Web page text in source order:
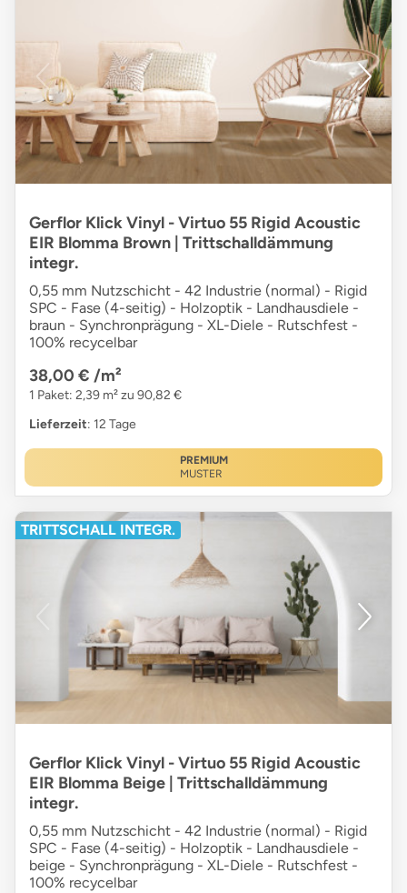
Gerflor Klick Vinyl - Virtuo 55 Rigid Acoustic
EIR Blomma Brown | Trittschalldämmung
integr.
0,55 mm Nutzschicht - 42 Industrie (normal) - Rigid
SPC - Fase (4-seitig) - Holzoptik - Landhausdiele -
braun - Synchronprägung - XL-Diele - Rutschfest -
100% recycelbar
38,00 € /m²
1 Paket: 2,39 m² zu 90,82 €
Lieferzeit: 12 Tage
PREMIUM
MUSTER
TRITTSCHALL INTEGR.
Gerflor Klick Vinyl - Virtuo 55 Rigid Acoustic
EIR Blomma Beige | Trittschalldämmung
integr.
0,55 mm Nutzschicht - 42 Industrie (normal) - Rigid
SPC - Fase (4-seitig) - Holzoptik - Landhausdiele -
beige - Synchronprägung - XL-Diele - Rutschfest -
100% recycelbar